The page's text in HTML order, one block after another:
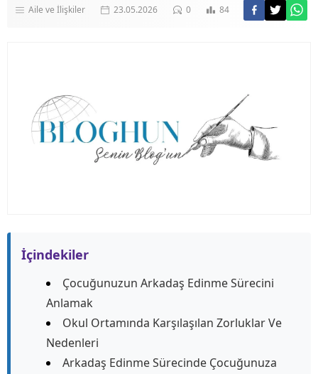
Aile ve İlişkiler 23.05.2026 0 84
İçindekiler
Çocuğunuzun Arkadaş Edinme Sürecini
Anlamak
Okul Ortamında Karşılaşılan Zorluklar Ve
Nedenleri
Arkadaş Edinme Sürecinde Çocuğunuza